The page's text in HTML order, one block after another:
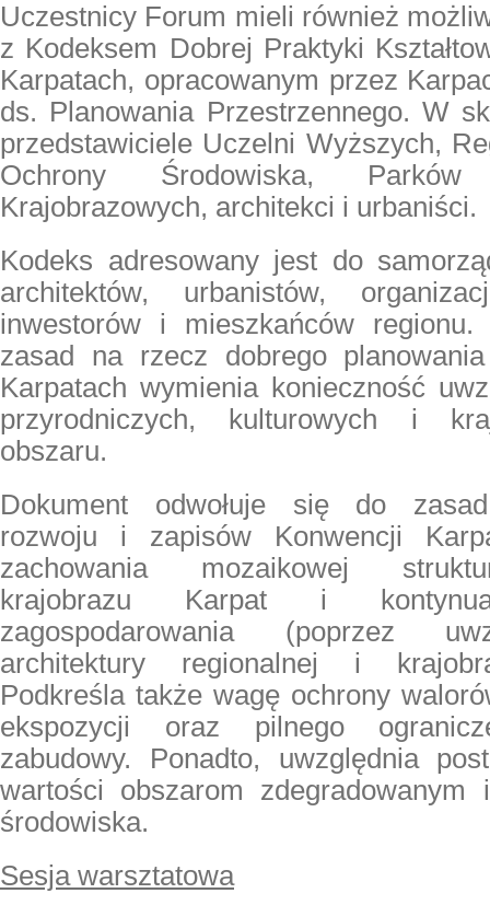
Uczestnicy Forum mieli również
z Kodeksem Dobrej Praktyki
Karpatach, opracowanym przez
ds. Planowania Przestrzennego. W
przedstawiciele Uczelni Wyższych,
Ochrony Środowiska,
Krajobrazowych, architekci i urbaniści.
Kodeks adresowany jest do
architektów, urbanistów,
inwestorów i mieszkańców regionu.
zasad na rzecz dobrego
Karpatach wymienia konieczność
przyrodniczych, kulturowych i
obszaru.
Dokument odwołuje się do zasad
rozwoju i zapisów Konwencji
zachowania mozaikowej
krajobrazu Karpat i
zagospodarowania (poprzez
architektury regionalnej i
Podkreśla także wagę ochrony
ekspozycji oraz pilnego
zabudowy. Ponadto, uwzględnia
wartości obszarom zdegradowanym
środowiska.
Sesja warsztatowa